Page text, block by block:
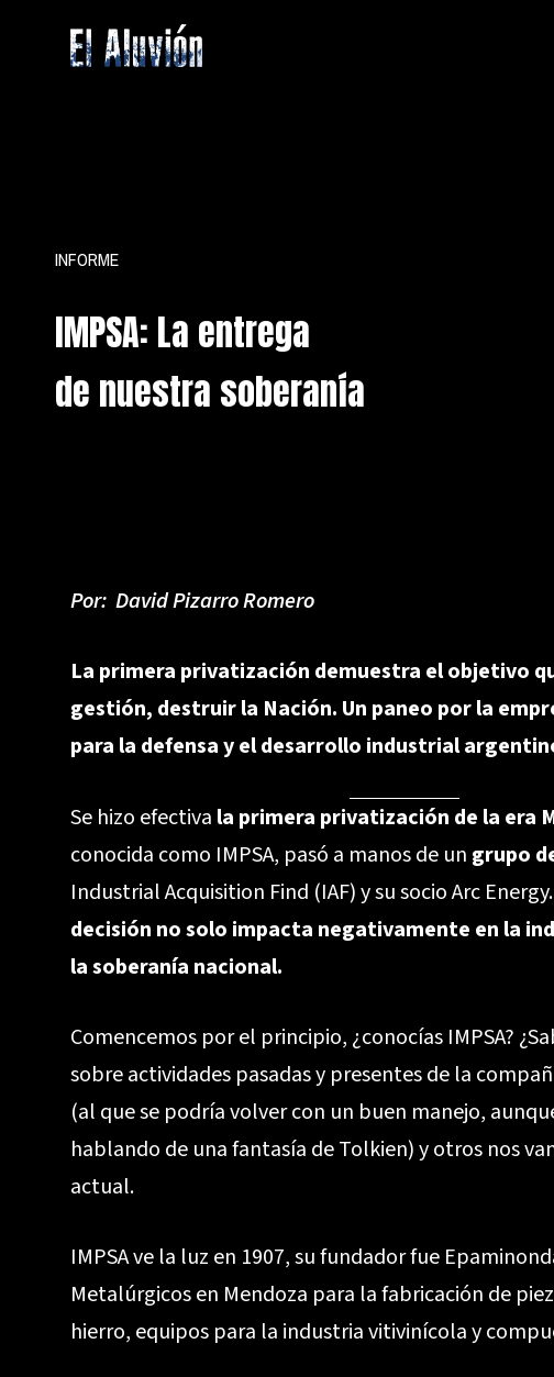
INFORME
IMPSA: La entrega
de nuestra soberanía
Por: David Pizarro Romero
La primera privatización demuestra el objetivo
gestión, destruir la Nación. Un paneo por la
para la defensa y el desarrollo industrial
Se hizo efectiva la primera privatización de la era
conocida como IMPSA, pasó a manos de un grupo
Industrial Acquisition Find (IAF) y su socio Arc Energy.
decisión no solo impacta negativamente en la
la soberanía nacional.
Comencemos por el principio, ¿conocías IMPSA?
sobre actividades pasadas y presentes de la
(al que se podría volver con un buen manejo,
hablando de una fantasía de Tolkien) y otros nos
actual.
IMPSA ve la luz en 1907, su fundador fue
Metalúrgicos en Mendoza para la fabricación de
hierro, equipos para la industria vitivinícola y